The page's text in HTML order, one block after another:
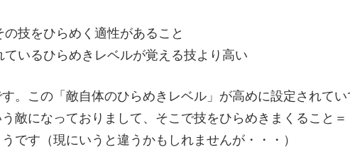
技をひらめく適性があること
ているひらめきレベルが覚える技より高い
。この「敵自体のひらめきレベル」が高めに設定されて
敵になっておりまして、そこで技をひらめきまくること＝
です（現にいうと違うかもしれませんが・・・）